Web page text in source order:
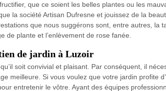
que ce soient les belles plantes ou les
la société Artisan Dufresne et jouissez de la
que nous suggérons sont, entre autres, la
de plante et l’enlèvement de rose fanée.
de jardin à Luzoir
soit convivial et plaisant. Par conséquent, il
meilleure. Si vous voulez que votre jardin profite
entretenir le vôtre. Ayant des équipes